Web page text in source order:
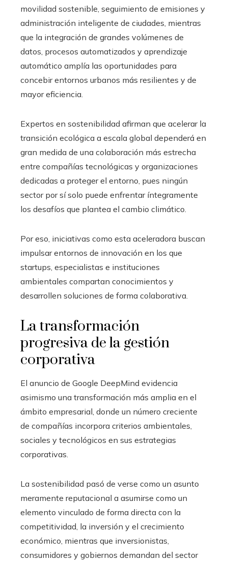
movilidad sostenible, seguimiento de emisiones y
administración inteligente de ciudades, mientras
que la integración de grandes volúmenes de
datos, procesos automatizados y aprendizaje
automático amplía las oportunidades para
concebir entornos urbanos más resilientes y de
mayor eficiencia.
Expertos en sostenibilidad afirman que acelerar la
transición ecológica a escala global dependerá en
gran medida de una colaboración más estrecha
entre compañías tecnológicas y organizaciones
dedicadas a proteger el entorno, pues ningún
sector por sí solo puede enfrentar íntegramente
los desafíos que plantea el cambio climático.
Por eso, iniciativas como esta aceleradora buscan
impulsar entornos de innovación en los que
startups, especialistas e instituciones
ambientales compartan conocimientos y
desarrollen soluciones de forma colaborativa.
La transformación
progresiva de la gestión
corporativa
El anuncio de Google DeepMind evidencia
asimismo una transformación más amplia en el
ámbito empresarial, donde un número creciente
de compañías incorpora criterios ambientales,
sociales y tecnológicos en sus estrategias
corporativas.
La sostenibilidad pasó de verse como un asunto
meramente reputacional a asumirse como un
elemento vinculado de forma directa con la
competitividad, la inversión y el crecimiento
económico, mientras que inversionistas,
consumidores y gobiernos demandan del sector